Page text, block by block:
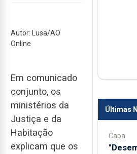
Autor: Lusa/AO
Online
Em comunicado
conjunto, os
ministérios da
Justiça e da
Habitação
explicam que os
Últimas
Capa